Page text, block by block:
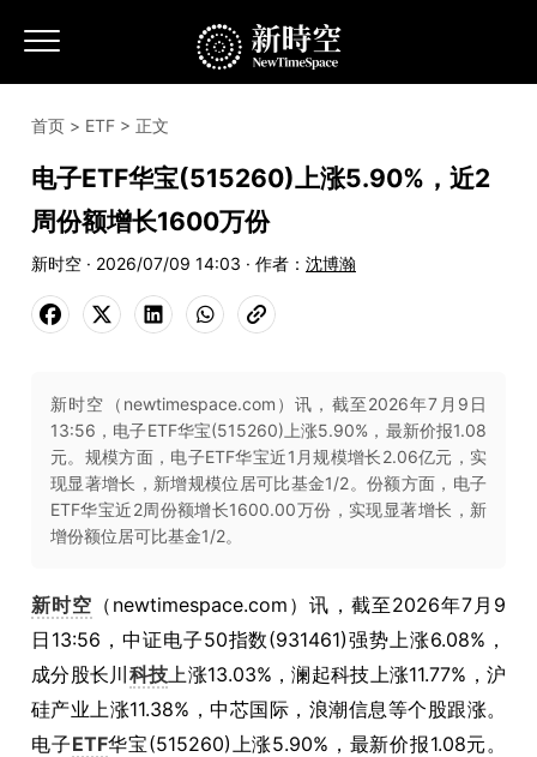
首页 > ETF > 正文
电子ETF华宝(515260)上涨5.90%，近2
周份额增长1600万份
新时空 · 2026/07/09 14:03 · 作者： 沈博瀚
新时空（newtimespace.com）讯，截至2026年7月9日
13:56，电子ETF华宝(515260)上涨5.90%，最新价报1.08
元。规模方面，电子ETF华宝近1月规模增长2.06亿元，实
现显著增长，新增规模位居可比基金1/2。份额方面，电子
ETF华宝近2周份额增长1600.00万份，实现显著增长，新
增份额位居可比基金1/2。
新时空 （newtimespace.com）讯，截至2026年7月9
日13:56，中证电子50指数(931461)强势上涨6.08%，
成分股长川 科技上涨13.03%，澜起科技上涨11.77%，沪
硅产业上涨11.38%，中芯国际，浪潮信息等个股跟涨。
电子ETF华宝(515260)上涨5.90%，最新价报1.08元。